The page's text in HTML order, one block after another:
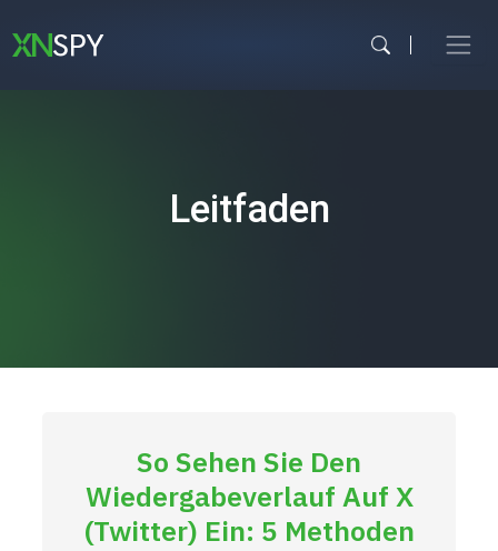
Inhalt
springen
Leitfaden
So Sehen Sie Den
Wiedergabeverlauf Auf X
(Twitter) Ein: 5 Methoden